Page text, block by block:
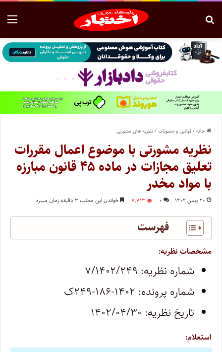
خانه/قوانین و مصوبات/نظریه های مشورتی
نظریه مشورتی با موضوع اعمال مقررات
تعلیق مجازات در ماده ۴۵ قانون مبارزه
با مواد مخدر
۲۰ بهمن ۱۴۰۲ ۰ ۷,۷۱۳ خواندن این مطلب ۳ دقیقه زمان میبرد
فهرست
مشخصات نظریه:
شماره نظریه: ۷/۱۴۰۲/۲۴۹
شماره پرونده: ۱۴۰۲-۱۸۶-۲۴۹ک
تاریخ نظریه: ۱۴۰۲/۰۴/۳۰
استعلام: